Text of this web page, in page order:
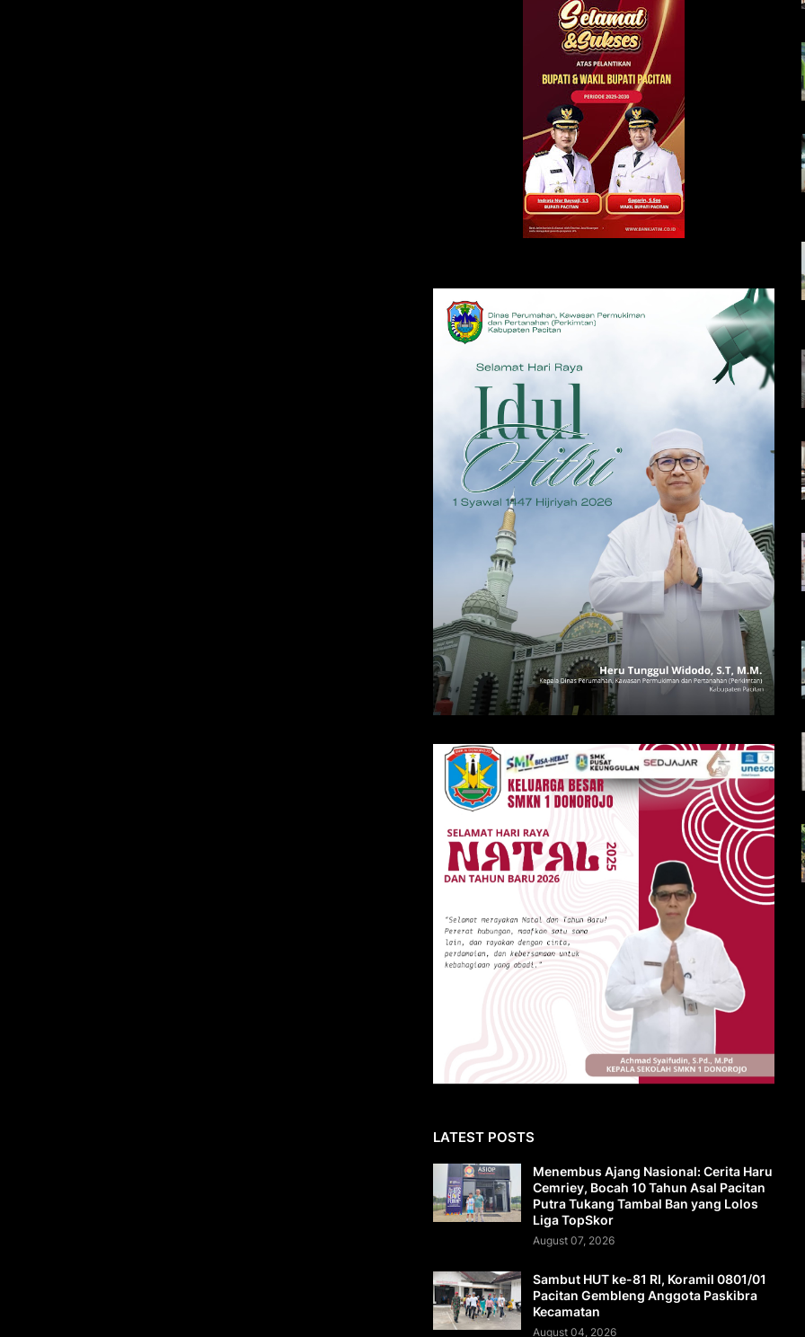
LATEST POSTS
Menembus Ajang Nasional: Cerita Haru
Cemriey, Bocah 10 Tahun Asal Pacitan
Putra Tukang Tambal Ban yang Lolos
Liga TopSkor
August 07, 2026
Sambut HUT ke-81 RI, Koramil 0801/01
Pacitan Gembleng Anggota Paskibra
Kecamatan
August 04, 2026